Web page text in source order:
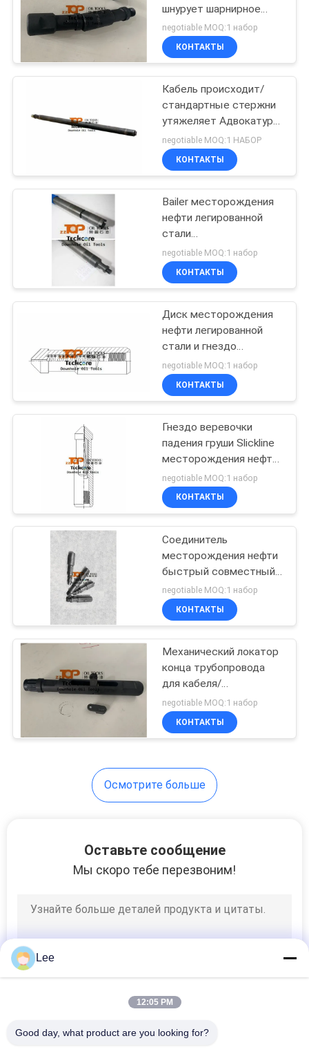
BLOG
КАРТА
PRIVACY
Ретриевабле
упаковщик
Выберите клапан
тестера
28
Клапан РД
обеспечивая
циркуляцию
16
Инструменты
завершения
нефтяной
скважины
Штепсельная
вилка моста
Прокалывание
скважины
Спиральные
инструменты
трубопровода
шнурует шарнирное
соединение для
деятельности
месторождения нефти
negotiable MOQ:1 набор
КОНТАКТЫ
Кабель происходит/
стандартные стержни
утяжеляет Адвокатуру
для строки
инструментов
negotiable MOQ:1 НАБОР
КОНТАКТЫ
Bailer месторождения
нефти легированной
стали
гидростатический для
инструментов рыбной
ловли строки кабеля
negotiable MOQ:1 набор
КОНТАКТЫ
Диск месторождения
нефти легированной
стали и гнездо
веревочки весны для
деятельности Slickline
negotiable MOQ:1 набор
КОНТАКТЫ
Гнездо веревочки
падения груши Slickline
месторождения нефти
для строки
инструмента кабеля
negotiable MOQ:1 набор
КОНТАКТЫ
Соединитель
месторождения нефти
быстрый совместный
для инструментов
кабеля шнурует
соединитель QLS
negotiable MOQ:1 набор
КОНТАКТЫ
Механический локатор
конца трубопровода
для кабеля/
деятельности Slickline
negotiable MOQ:1 набор
КОНТАКТЫ
Осмотрите больше
Оставьте сообщение
Мы скоро тебе перезвоним!
Lee
12:05 PM
Good day, what product are you looking for?